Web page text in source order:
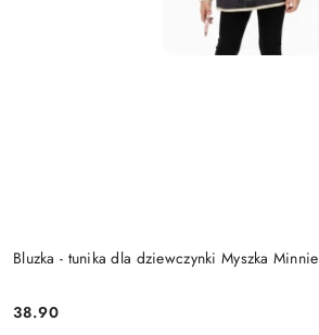
Bluzka - tunika dla dziewczynki Myszka Minnie
Cena:
38.90